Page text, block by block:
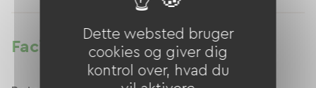
Faciliteter
Dette websted bruger
cookies og giver dig
kontrol over, hvad du